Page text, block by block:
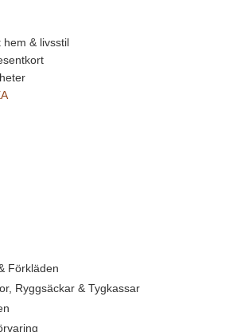
hem & livsstil
Förkläden
Ryggsäckar & Tygkassar